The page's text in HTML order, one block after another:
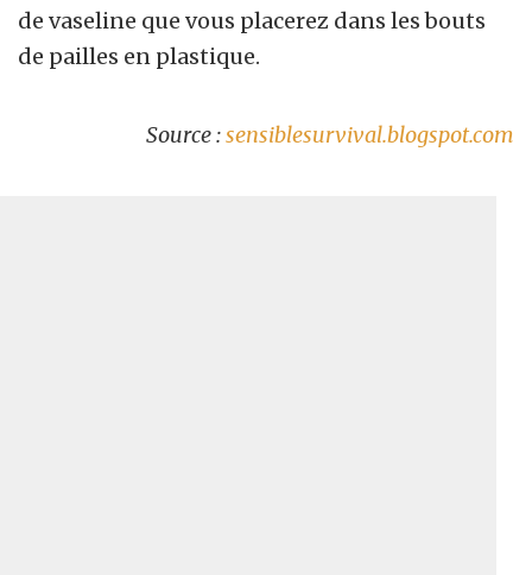
de vaseline que vous placerez dans les bouts
de pailles en plastique.
Source :sensiblesurvival.blogspot.com